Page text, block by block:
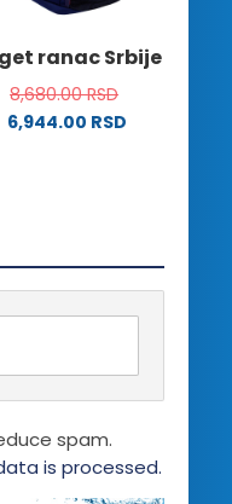
na
proizvoda.
ranac Srbije
8,680.00RSD
6,944.00 RSD
spam.
is processed.